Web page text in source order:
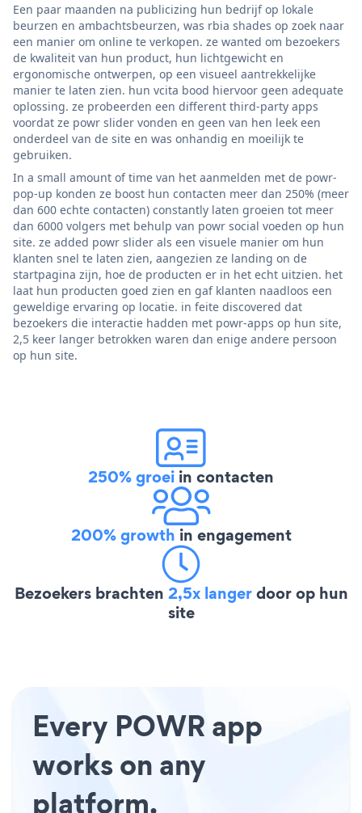
Een paar maanden na publicizing hun bedrijf op lokale
beurzen en ambachtsbeurzen, was rbia shades op zoek naar
een manier om online te verkopen. ze wanted om bezoekers
de kwaliteit van hun product, hun lichtgewicht en
ergonomische ontwerpen, op een visueel aantrekkelijke
manier te laten zien. hun vcita bood hiervoor geen adequate
oplossing. ze probeerden een different third-party apps
voordat ze powr slider vonden en geen van hen leek een
onderdeel van de site en was onhandig en moeilijk te
gebruiken.
In a small amount of time van het aanmelden met de powr-
pop-up konden ze boost hun contacten meer dan 250% (meer
dan 600 echte contacten) constantly laten groeien tot meer
dan 6000 volgers met behulp van powr social voeden op hun
site. ze added powr slider als een visuele manier om hun
klanten snel te laten zien, aangezien ze landing on de
startpagina zijn, hoe de producten er in het echt uitzien. het
laat hun producten goed zien en gaf klanten naadloos een
geweldige ervaring op locatie. in feite discovered dat
bezoekers die interactie hadden met powr-apps op hun site,
2,5 keer langer betrokken waren dan enige andere persoon
op hun site.
250% groei in contacten
200% growth in engagement
Bezoekers brachten 2,5x langerdoor op hun
site
Every POWR app
works on any
platform.